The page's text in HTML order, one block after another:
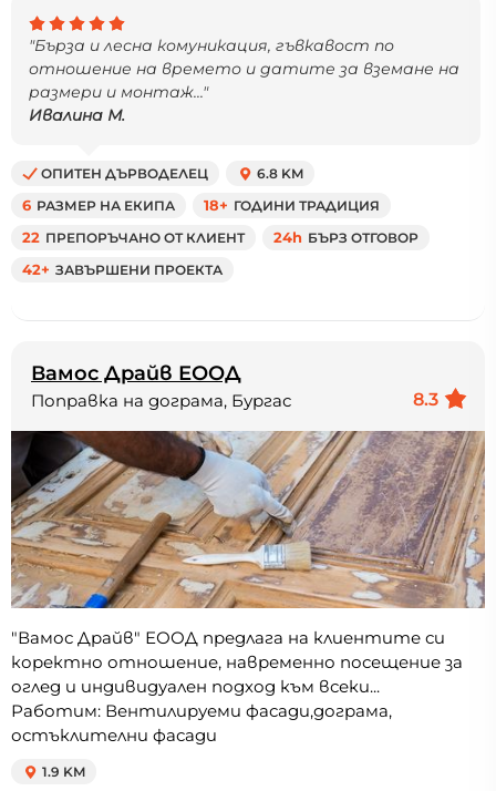
"Бърза и лесна комуникация, гъвкавост по
отношение на времето и датите за вземане на
размери и монтаж..."
Ивалина М.
ОПИТЕН ДЪРВОДЕЛЕЦ
6.8 KM
6 РАЗМЕР НА ЕКИПА 18+ ГОДИНИ ТРАДИЦИЯ
22 ПРЕПОРЪЧАНО ОТ КЛИЕНТ 24h БЪРЗ ОТГОВОР
42+ ЗАВЪРШЕНИ ПРОЕКТА
Вамос Драйв ЕООД
8.3
Поправка на дограма, Бургас
"Вамос Драйв" ЕООД предлага на клиентите си
коректно отношение, навременно посещение за
оглед и индивидуален подход към всеки...
Работим: Вентилируеми фасади,дограма,
остъклителни фасади
1.9 KM